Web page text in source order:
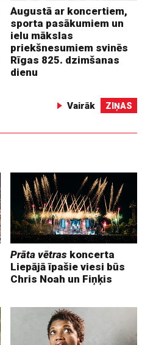
Augustā ar koncertiem,
sporta pasākumiem un
ielu mākslas
priekšnesumiem svinēs
Rīgas 825. dzimšanas
dienu
Vairāk ZIŅAS
Prāta vētras koncerta
Liepājā īpašie viesi būs
Chris Noah un Fiņķis